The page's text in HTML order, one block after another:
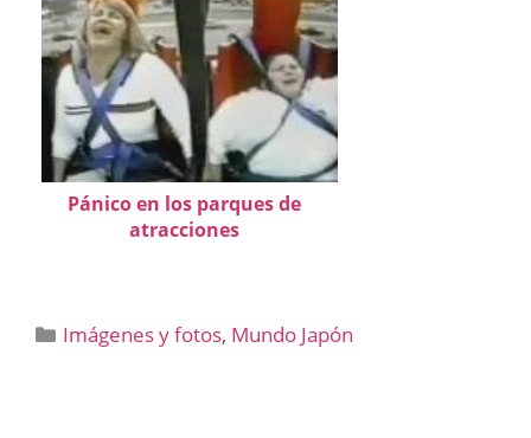
Pánico en los parques de
atracciones
Categorías
Imágenes y fotos, Mundo Japón